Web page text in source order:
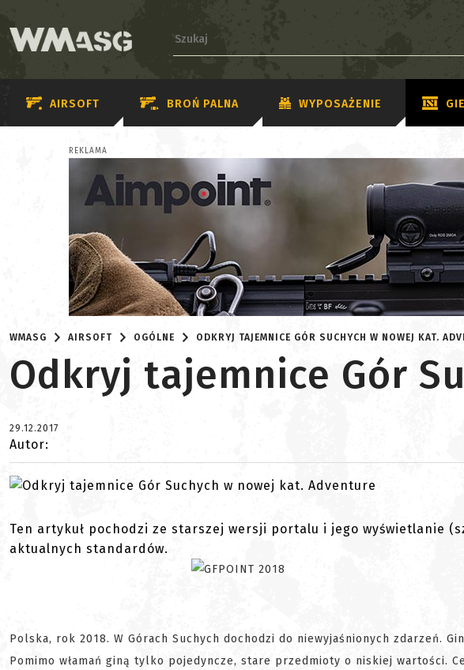
AIRSOFT BROŃ PALNA WYPOSAŻENIE
REKLAMA
WMASG AIRSOFT OGÓLNE ODKRYJ TAJEMNICE GÓR SUCHYCH W NOWEJ KAT.
Odkryj tajemnice Gór
29.12.2017
Autor:
Ten artykuł pochodzi ze starszej wersji portalu i jego wyświetlanie
aktualnych standardów.
Polska, rok 2018. W Górach Suchych dochodzi do niewyjaśnionych zdarzeń.
Pomimo włamań giną tylko pojedyncze, stare przedmioty o niskiej wartości.